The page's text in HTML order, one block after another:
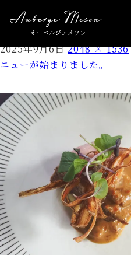
P8265040
2025年9月6日 2048 × 1536
ニューが始まりました。